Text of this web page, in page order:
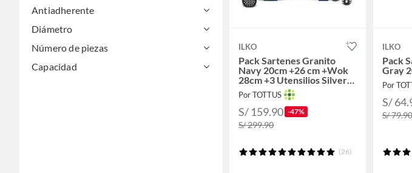
Antiadherente
Diámetro
Número de piezas
Capacidad
ILKO
Pack Sartenes Granito
Navy 20cm +26 cm +Wok
28cm +3 Utensilios Silver
Industrial
Por TOTTUS
S/ 159.90 -47%
S/ 299.90
(26)
ILKO
Pack
Gray
Por
S/
S/ 79.90